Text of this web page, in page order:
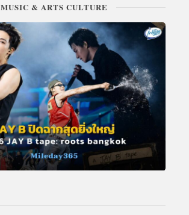
MUSIC & ARTS CULTURE